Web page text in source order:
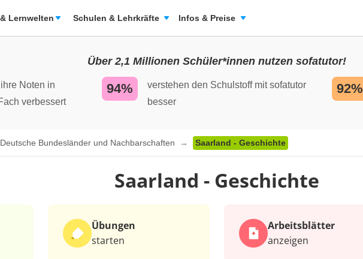
Lernwelten Schulen & Lehrkräfte Infos & Preise
Über 2,1 Millionen Schüler*innen nutzen sofatutor!
Noten in
verbessert
94%
verstehen den Schulstoff mit sofatutor
besser
92%
Deutsche Bundesländer und Nachbarschaften Saarland - Geschichte
Saarland - Geschichte
Übungen
starten
Arbeits­blätter
anzeigen